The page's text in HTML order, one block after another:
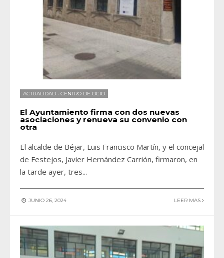
ACTUALIDAD • CENTRO DE OCIO
El Ayuntamiento firma con dos nuevas
asociaciones y renueva su convenio con
otra
El alcalde de Béjar, Luis Francisco Martín, y el concejal
de Festejos, Javier Hernández Carrión, firmaron, en
la tarde ayer, tres...
JUNIO 26, 2024 LEER MAS